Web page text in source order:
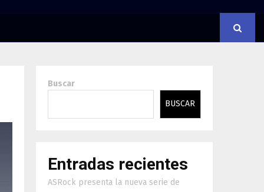
Buscar
BUSCAR
Entradas recientes
ASRock presenta la nueva serie de